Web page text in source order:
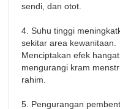
sendi, dan otot.
4. Suhu tinggi
sekitar area kewanitaan.
Menciptakan efek
mengurangi kram
rahim.
5. Pengurangan